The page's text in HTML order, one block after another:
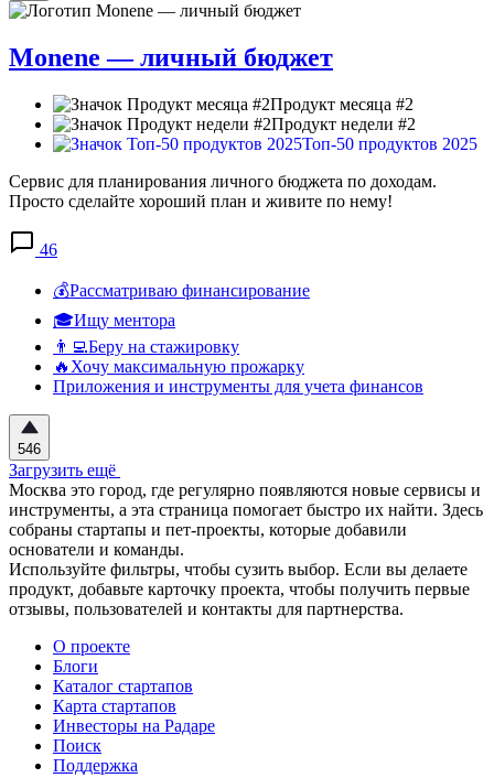
Monene — личный бюджет
Продукт месяца #2
Продукт недели #2
Топ-50 продуктов 2025
Сервис для планирования личного бюджета по доходам.
Просто сделайте хороший план и живите по нему!
46
💰Рассматриваю финансирование
🎓Ищу ментора
👨‍💻Беру на стажировку
🔥Хочу максимальную прожарку
Приложения и инструменты для учета финансов
546
Загрузить ещё
Москва это город, где регулярно появляются новые сервисы и
инструменты, а эта страница помогает быстро их найти. Здесь
собраны стартапы и пет-проекты, которые добавили
основатели и команды.
Используйте фильтры, чтобы сузить выбор. Если вы делаете
продукт, добавьте карточку проекта, чтобы получить первые
отзывы, пользователей и контакты для партнерства.
О проекте
Блоги
Каталог стартапов
Карта стартапов
Инвесторы на Радаре
Поиск
Поддержка